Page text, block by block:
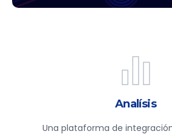
Analísis
Una plataforma de